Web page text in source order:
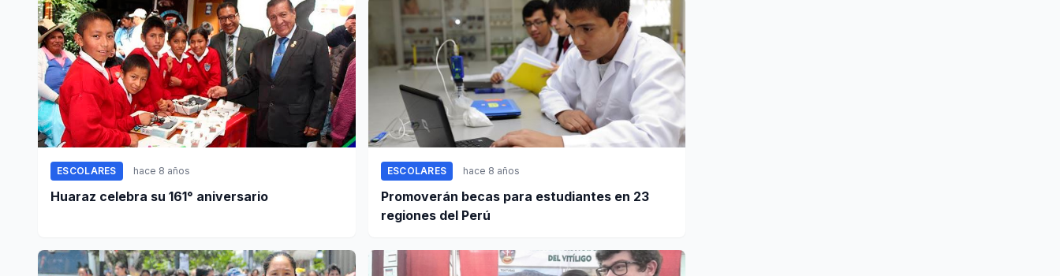
ESCOLARES hace 8 años
Huaraz celebra su 161° aniversario
ESCOLARES hace 8 años
Promoverán becas para estudiantes en 23
regiones del Perú